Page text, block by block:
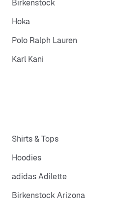
Birkenstock
Hoka
Polo Ralph Lauren
Karl Kani
Shirts & Tops
Hoodies
adidas Adilette
Birkenstock Arizona